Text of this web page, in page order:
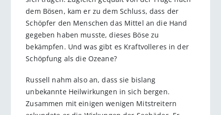
dem Bösen, kam er zu dem Schluss, dass der
Schöpfer den Menschen das Mittel an die Hand
gegeben haben musste, dieses Böse zu
bekämpfen. Und was gibt es Kraftvolleres in der
Schöpfung als die Ozeane?
Russell nahm also an, dass sie bislang
unbekannte Heilwirkungen in sich bergen.
Zusammen mit einigen wenigen Mitstreitern